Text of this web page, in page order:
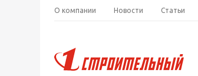
О компании Новости Статьи